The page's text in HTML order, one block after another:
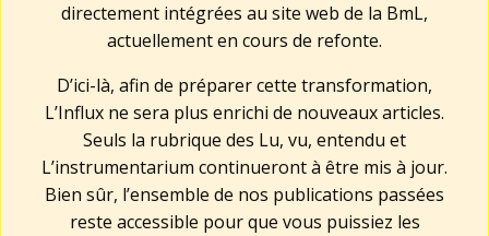
directement intégrées au site web de la BmL,
actuellement en cours de refonte.
D’ici-là, afin de préparer cette transformation,
L’Influx ne sera plus enrichi de nouveaux articles.
Seuls la rubrique des Lu, vu, entendu et
L’instrumentarium continueront à être mis à jour.
Bien sûr, l’ensemble de nos publications passées
reste accessible pour que vous puissiez les